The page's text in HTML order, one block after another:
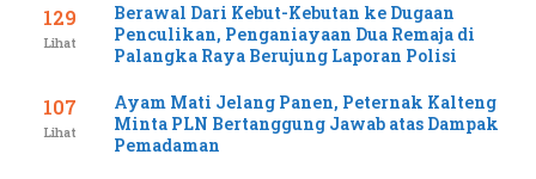
129
Lihat
Berawal Dari Kebut-Kebutan ke Dugaan
Penculikan, Penganiayaan Dua Remaja di
Palangka Raya Berujung Laporan Polisi
107
Lihat
Ayam Mati Jelang Panen, Peternak Kalteng
Minta PLN Bertanggung Jawab atas Dampak
Pemadaman